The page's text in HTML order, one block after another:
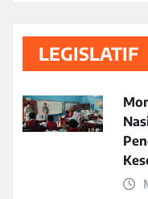
LEGISLATIF